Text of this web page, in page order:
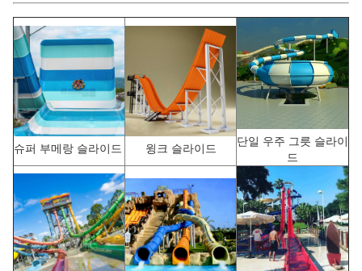
슈퍼 부메랑 슬라이드 윙크 슬라이드
단일 우주 그릇 슬라이
드